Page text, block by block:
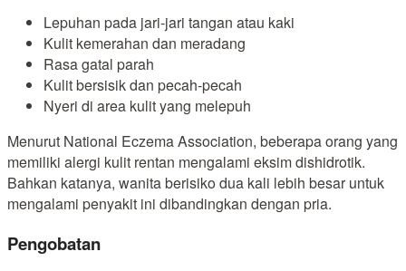
Lepuhan pada jari-jari tangan atau kaki
Kulit kemerahan dan meradang
Rasa gatal parah
Kulit bersisik dan pecah-pecah
Nyeri di area kulit yang melepuh
Menurut National Eczema Association, beberapa orang yang
memiliki alergi kulit rentan mengalami eksim dishidrotik.
Bahkan katanya, wanita berisiko dua kali lebih besar untuk
mengalami penyakit ini dibandingkan dengan pria.
Pengobatan